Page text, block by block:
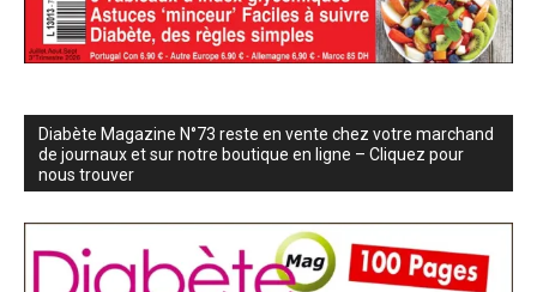
Diabète Magazine N°73 reste en vente chez votre marchand
de journaux et sur notre boutique en ligne – Cliquez pour
nous trouver